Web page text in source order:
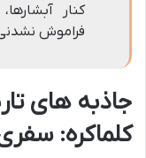
کنار
فراموش
جاذبه های
کلماکره: